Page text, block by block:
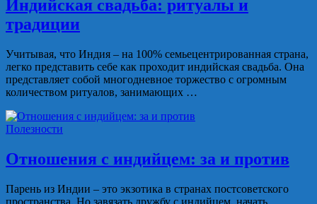
Индийская свадьба: ритуалы и
традиции
Учитывая, что Индия – на 100% семьецентрированная страна,
легко представить себе как проходит индийская свадьба. Она
представляет собой многодневное торжество с огромным
количеством ритуалов, занимающих …
Полезности
Отношения с индийцем: за и против
Парень из Индии – это экзотика в странах постсоветского
пространства. Но завязать дружбу с индийцем, начать